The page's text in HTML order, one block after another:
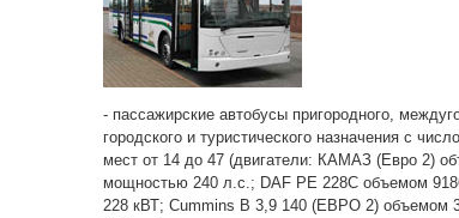
- пассажирские автобусы пригородного,
городского и туристического назначения с
мест от 14 до 47 (двигатели: КАМАЗ (Евро 2)
мощностью 240 л.с.; DAF PE 228C объемом
228 кВТ; Cummins B 3,9 140 (EВРО 2) объемом